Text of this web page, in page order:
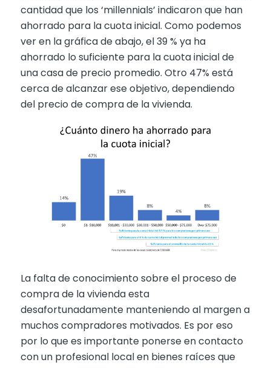
cantidad que los ‘millennials’ indicaron que han
ahorrado para la cuota inicial. Como podemos
ver en la gráfica de abajo, el 39 % ya ha
ahorrado lo suficiente para la cuota inicial de
una casa de precio promedio. Otro 47% está
cerca de alcanzar ese objetivo, dependiendo
del precio de compra de la vivienda.
La falta de conocimiento sobre el proceso de
compra de la vivienda esta
desafortunadamente manteniendo al margen a
muchos compradores motivados. Es por eso
por lo que es importante ponerse en contacto
con un profesional local en bienes raíces que